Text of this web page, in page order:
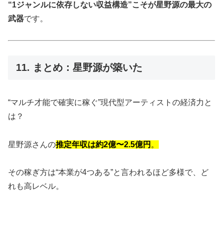
“1ジャンルに依存しない収益構造”こそが星野源の最大の
武器です。
11. まとめ：星野源が築いた
“マルチ才能で確実に稼ぐ”現代型アーティストの経済力と
は？
星野源さんの推定年収は約2億〜2.5億円 。
その稼ぎ方は“本業が4つある”と言われるほど多様で、ど
れも高レベル。